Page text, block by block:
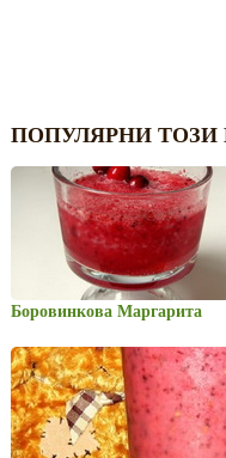
ПОПУЛЯРНИ ТОЗИ
Боровинкова Маргарита